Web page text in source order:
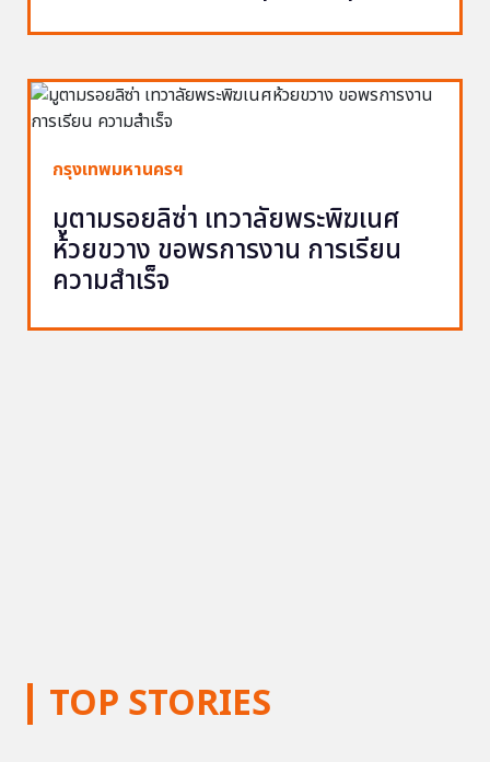
TOP STORIES
กรุงเทพมหานครฯ
มูตามรอยลิซ่า เทวาลัยพระพิฆเนศ
ห้วยขวาง ขอพรการงาน การเรียน
ความสำเร็จ